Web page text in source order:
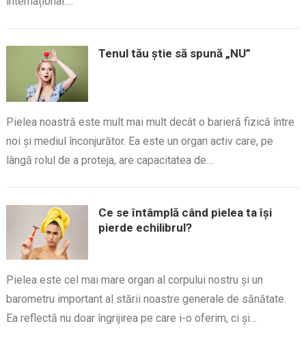
Tenul tău știe să spună „NU”
Pielea noastră este mult mai mult decât o barieră fizică între
noi și mediul înconjurător. Ea este un organ activ care, pe
lângă rolul de a proteja, are capacitatea de…
Ce se întâmplă când pielea ta își
pierde echilibrul?
Pielea este cel mai mare organ al corpului nostru și un
barometru important al stării noastre generale de sănătate.
Ea reflectă nu doar îngrijirea pe care i-o oferim, ci și…